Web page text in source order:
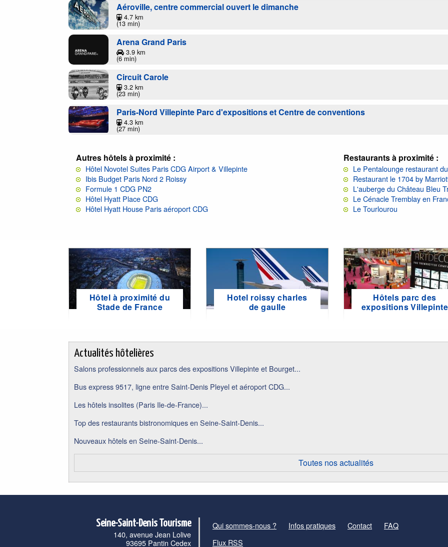
Aéroville, centre commercial ouvert le dimanche
4.7 km
(13 min)
Arena Grand Paris
3.9 km
(6 min)
Circuit Carole
3.2 km
(23 min)
Paris-Nord Villepinte Parc d'expositions et Centre de conventions
4.3 km
(27 min)
Autres hôtels à proximité :
Hôtel Novotel Suites Paris CDG Airport & Villepinte
Ibis Budget Paris Nord 2 Roissy
Formule 1 CDG PN2
Hôtel Hyatt Place CDG
Hôtel Hyatt House Paris aéroport CDG
Restaurants à proximité :
Le Pentalounge restaurant
Restaurant le 1704 by
L'auberge du Château Bleu
Le Cénacle Tremblay en
Le Tourlourou
Hôtel à proximité du
Stade de France
Hotel roissy charles
de gaulle
Hôtels parc des
expositions Villepinte
Actualités hôtelières
Salons professionnels aux parcs des expositions Villepinte et Bourget...
Bus express 9517, ligne entre Saint-Denis Pleyel et aéroport CDG...
Les hôtels insolites (Paris Ile-de-France)...
Top des restaurants bistronomiques en Seine-Saint-Denis...
Nouveaux hôtels en Seine-Saint-Denis...
Toutes nos actualités
Seine-Saint-Denis Tourisme
140, avenue Jean Lolive
93695 Pantin Cedex
Qui sommes-nous ? Infos pratiques Contact
FAQ
Flux RSS